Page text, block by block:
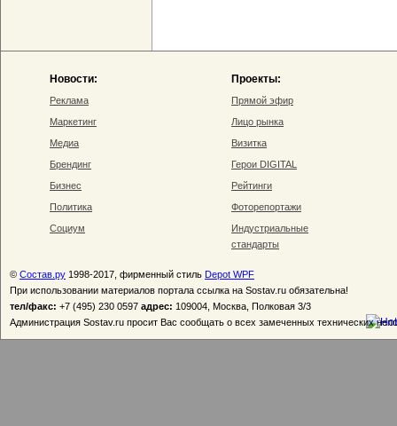
Новости:
Реклама
Маркетинг
Медиа
Брендинг
Бизнес
Политика
Социум
Проекты:
Прямой эфир
Лицо рынка
Визитка
Герои DIGITAL
Рейтинги
Фоторепортажи
Индустриальные
стандарты
© Состав.ру 1998-2017, фирменный стиль Depot WPF
При использовании материалов портала ссылка на Sostav.ru обязательна!
тел/факс: +7 (495) 230 0597 адрес: 109004, Москва, Полковая 3/3
Администрация Sostav.ru просит Вас сообщать о всех замеченных технических